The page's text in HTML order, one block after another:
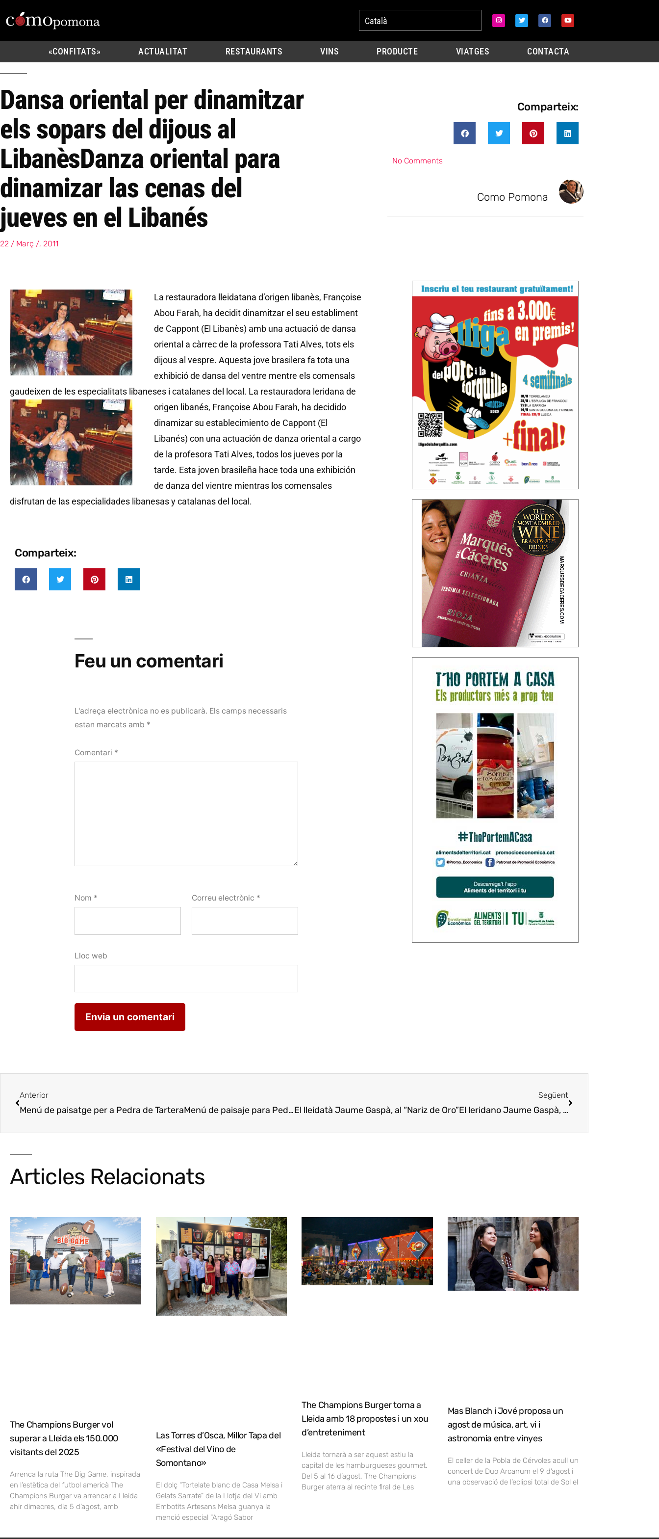
Català
«CONFITATS» ACTUALITAT RESTAURANTS VINS PRODUCTE VIATGES CONTACTA
Dansa oriental per dinamitzar
els sopars del dijous al
LibanèsDanza oriental para
dinamizar las cenas del
jueves en el Libanés
22 / Març /, 2011
Comparteix:
No Comments
Como Pomona
La restauradora lleidatana d’origen libanès, Françoise
Abou Farah, ha decidit dinamitzar el seu establiment
de Cappont (El Libanès) amb una actuació de dansa
oriental a càrrec de la professora Tati Alves, tots els
dijous al vespre. Aquesta jove brasilera fa tota una
exhibició de dansa del ventre mentre els comensals
gaudeixen de les especialitats libaneses i catalanes del local. La restauradora leridana de
origen libanés, Françoise Abou Farah, ha decidido
dinamizar su establecimiento de Cappont (El
Libanés) con una actuación de danza oriental a cargo
de la profesora Tati Alves, todos los jueves por la
tarde. Esta joven brasileña hace toda una exhibición
de danza del vientre mientras los comensales
disfrutan de las especialidades libanesas y catalanas del local.
Comparteix:
Feu un comentari
L'adreça electrònica no es publicarà. Els camps necessaris
estan marcats amb *
Comentari *
Nom * Correu electrònic *
Lloc web
Anterior
Menú de paisatge per a Pedra de TarteraMenú de paisaje para Pedra de Tartera
Següent
El lleidatà Jaume Gaspà, al “Nariz de Oro”El leridano Jaume Gaspà, al «Nariz de Oro»
Articles Relacionats
The Champions Burger vol
superar a Lleida els 150.000
visitants del 2025
Arrenca la ruta The Big Game, inspirada
en l’estètica del futbol americà The
Champions Burger va arrencar a Lleida
ahir dimecres, dia 5 d’agost, amb
Las Torres d’Osca, Millor Tapa del
«Festival del Vino de
Somontano»
El dolç “Tortelate blanc de Casa Melsa i
Gelats Sarrate” de la Llotja del Vi amb
Embotits Artesans Melsa guanya la
menció especial “Aragó Sabor
The Champions Burger torna a
Lleida amb 18 propostes i un xou
d’entreteniment
Lleida tornarà a ser aquest estiu la
capital de les hamburgueses gourmet.
Del 5 al 16 d’agost, The Champions
Burger aterra al recinte firal de Les
Mas Blanch i Jové proposa un
agost de música, art, vi i
astronomia entre vinyes
El celler de la Pobla de Cérvoles acull un
concert de Duo Arcanum el 9 d’agost i
una observació de l’eclipsi total de Sol el